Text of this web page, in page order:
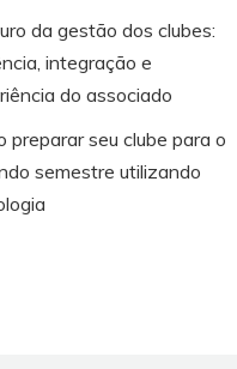
da gestão dos clubes:
integração e
do associado
preparar seu clube para o
semestre utilizando